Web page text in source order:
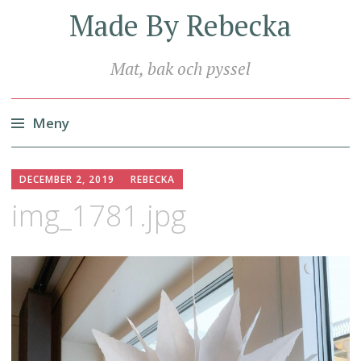
Made By Rebecka
Mat, bak och pyssel
Meny
till
DECEMBER 2, 2019 REBECKA
img_1781.jpg